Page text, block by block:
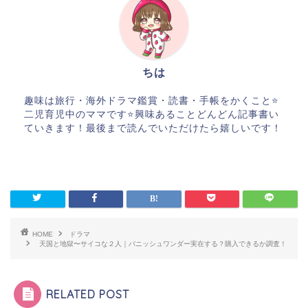
ちは
趣味は旅行・海外ドラマ鑑賞・読書・手帳をかくこと⭐️
二児育児中のママです⭐️興味あることどんどん記事書い
ていきます！最後まで読んでいただけたら嬉しいです！
HOME
ドラマ
天国と地獄〜サイコな２人｜バニッシュワンダー実在する？購入できるか調査！
RELATED POST